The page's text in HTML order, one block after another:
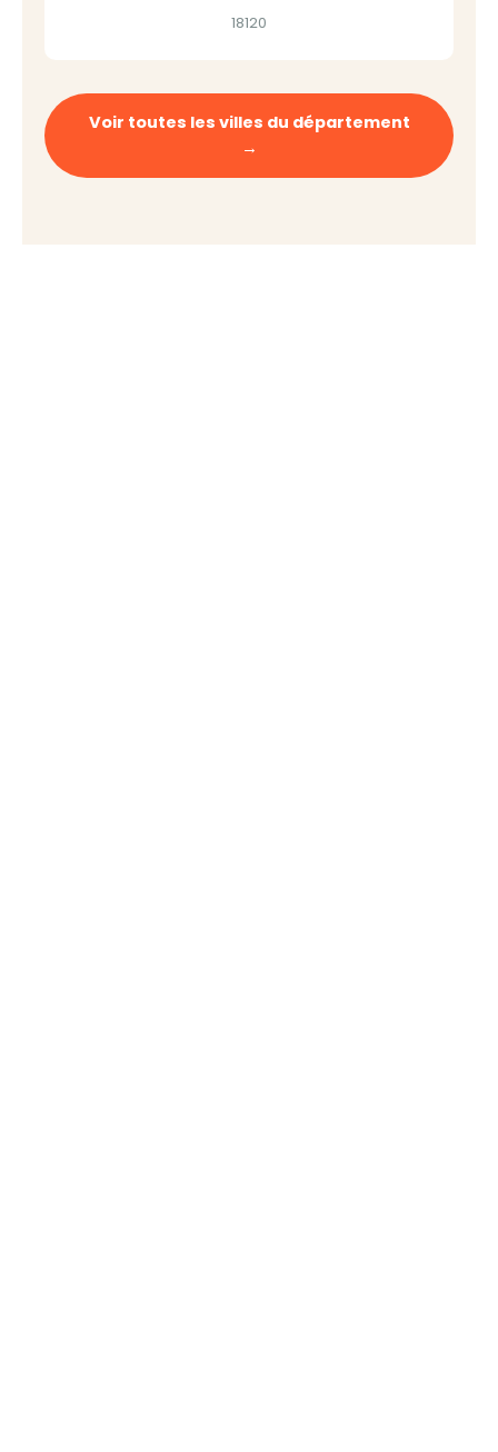
18120
Voir toutes les villes du département
→